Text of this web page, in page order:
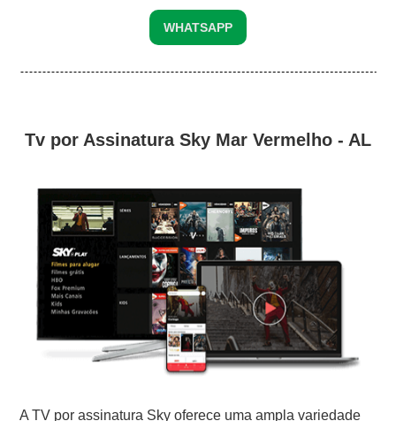
WHATSAPP
Tv por Assinatura Sky Mar Vermelho - AL
A TV por assinatura Sky oferece uma ampla variedade